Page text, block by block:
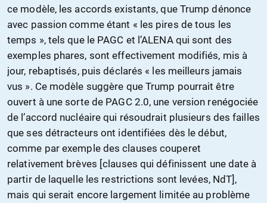
ce modèle, les accords existants, que Trump dénonce
avec passion comme étant « les pires de tous les
temps », tels que le PAGC et l’ALENA qui sont des
exemples phares, sont effectivement modifiés, mis à
jour, rebaptisés, puis déclarés « les meilleurs jamais
vus ». Ce modèle suggère que Trump pourrait être
ouvert à une sorte de PAGC 2.0, une version renégociée
de l’accord nucléaire qui résoudrait plusieurs des failles
que ses détracteurs ont identifiées dès le début,
comme par exemple des clauses couperet
relativement brèves [clauses qui définissent une date à
partir de laquelle les restrictions sont levées, NdT],
mais qui serait encore largement limitée au problème